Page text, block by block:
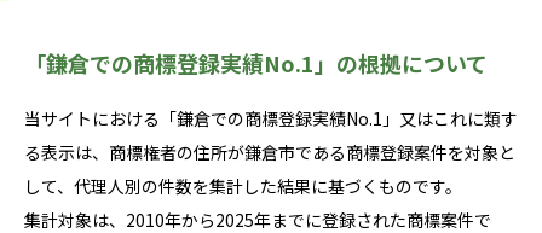
「鎌倉での商標登録実績No.1」の根拠について
当サイトにおける「鎌倉での商標登録実績No.1」又はこれに類す
る表示は、商標権者の住所が鎌倉市である商標登録案件を対象と
して、代理人別の件数を集計した結果に基づくものです。
集計対象は、2010年から2025年までに登録された商標案件で